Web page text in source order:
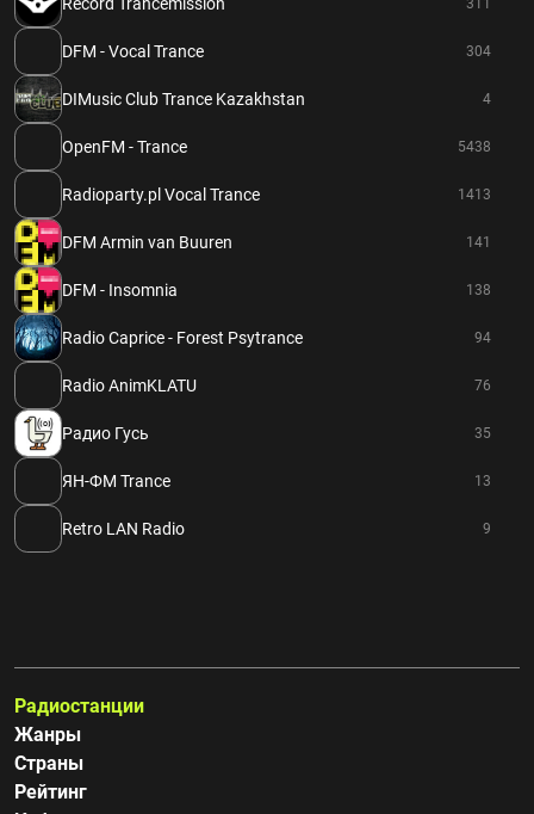
DFM - Vocal Trance 304
DIMusic Club Trance Kazakhstan 4
OpenFM - Trance 5438
Radioparty.pl Vocal Trance 1413
DFM Armin van Buuren 141
DFM - Insomnia 138
Radio Caprice - Forest Psytrance 94
Radio AnimKLATU 76
Радио Гусь 35
ЯН-ФМ Trance 13
Retro LAN Radio 9
Радиостанции
Жанры
Страны
Рейтинг